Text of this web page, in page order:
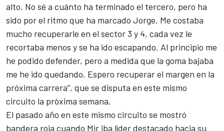
alto. No sé a cuánto ha terminado el tercero, pero ha
sido por el ritmo que ha marcado Jorge. Me costaba
mucho recuperarle en el sector 3 y 4, cada vez le
recortaba menos y se ha ido escapando. Al principio me
he podido defender, pero a medida que la goma bajaba
me he ido quedando. Espero recuperar el margen en la
próxima carrera”, que se disputa en este mismo
circuito la próxima semana.
El pasado año en este mismo circuito se mostró
bandera roja cuando Mir iba líder destacado hacia su